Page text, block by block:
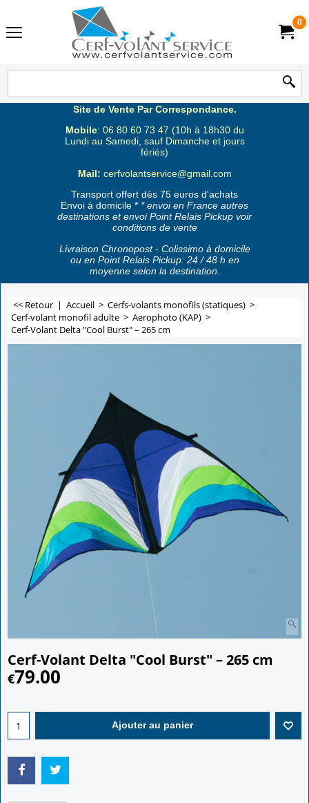
0
Site de Vente Par Correspondance.
Mobile: 06 80 60 73 47 (10h à 18h30 du
Lundi au Samedi, sauf Dimanche et jours
fériés)
Mail: cerfvolantservice@gmail.com
Transport offert dès 75 euros d'achats
Envoi à domicile * * envoi en France autres
destinations et envoi Point Relais Pickup voir
conditions de vente
Livraison Chronopost - Colissimo à domicile
ou en Point Relais Pickup: 24 / 48 h en
moyenne selon la destination.
<< Retour | Accueil > Cerfs-volants monofils (statiques) >
Cerf-volant monofil adulte > Aerophoto (KAP) >
Cerf-Volant Delta "Cool Burst" – 265 cm
Cerf-Volant Delta "Cool Burst" – 265 cm
€79.00
Ajouter au panier